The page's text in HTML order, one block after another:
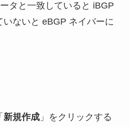
タと一致していると iBGP
ないと eBGP ネイバーに
新規作成」をクリックする